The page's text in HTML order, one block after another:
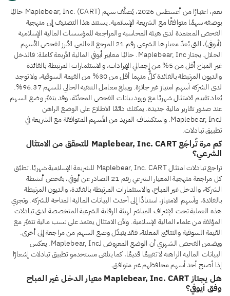
نعم، اعتبارًا من أغسطس 2026، يُصنَّف سهم Maplebear, Inc. (CART) حاليًا
بوصفه سهمًا متوافقًا مع الشريعة الإسلامية. يستند هذا التصنيف إلى منهجية
الفحص المعتمدة لدى هيئة المحاسبة والمراجعة للمؤسسات المالية الإسلامية
(أيوفي)، التي يُعدّ معيارها الشرعي رقم 21 المرجع العالمي الأبرز لفحص الأسهم
الحلال. يجتاز Maplebear, Inc. حاليًا معايير أيوفي المالية الأربعة كاملة: فالدخل
غير المباح أقل من 5% من إجمالي الإيرادات، والاستثمارات المرتبطة بالفائدة
والديون المرتبطة بالفائدة كلٌّ منهما أقل من 30% من القيمة السوقية، ولا توجد
لدى الشركة أسهم امتياز غير جائزة. ويبلغ معامل التنقية الحالي للسهم 96.37%.
يُعاد تقييم الامتثال شهريًا مع ورود بيانات الفحص المحدّثة، وقد يتغيّر وضع السهم
عند صدور تقارير مالية جديدة. يمكنك دائمًا الاطلاع على الوضع الراهن
لـMaplebear, Inc. واستكشاف المزيد من الأسهم المتوافقة مع الشريعة في
تطبيق تبادلات.
كم مرة تُراجَع Maplebear, Inc. CART للتحقق من الامتثال
الشرعي؟
تراجع تبادلات امتثال Maplebear, Inc. CART للشريعة الإسلامية شهريًا. تطبّق
كل مراجعة منهجية المعيار الشرعي رقم 21 الصادر عن أيوفي، بفحص أنشطة
الشركة، والدخل غير المباح، والاستثمارات المرتبطة بالفائدة، والديون المرتبطة
بالفائدة، وأسهم الامتياز، استنادًا إلى أحدث البيانات المالية المتاحة للشركة. وتجري
هذه العملية تحت الإشراف المباشر لهيئة الرقابة الشرعية المتخصصة لدى تبادلات
المؤلفة من علماء المالية الإسلامية. ولأن الامتثال يعتمد على نسب مالية تتغيّر مع
القيمة السوقية والنتائج المعلنة، فقد يتبدّل وضع السهم من مراجعة إلى أخرى.
ويضمن الفحص الشهري أن الوضع المعروض لـMaplebear, Inc. يعكس
البيانات المالية الراهنة لا تقييمًا قديمًا، كما يتلقى مستخدمو تطبيق تبادلات إشعارًا
إذا أصبح أحد أسهم محافظهم غير متوافق.
هل يجتاز Maplebear, Inc. CART معيار الدخل غير المباح
وفق أيوفي؟